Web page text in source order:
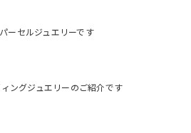
ーセルジュエリーです
ィングジュエリーのご紹介です